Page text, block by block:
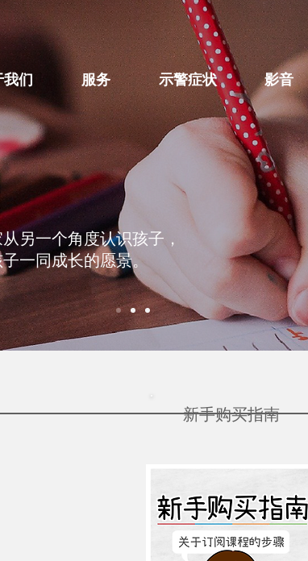
我们 服务 示警症状 影音
新手购买指南
另一个角度认识孩子，
一同成长的愿景。